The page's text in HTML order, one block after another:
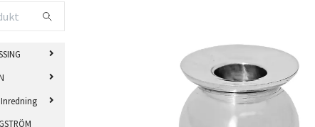
Inredning